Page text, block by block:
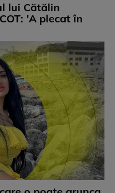
lui Cătălin
'A plecat în